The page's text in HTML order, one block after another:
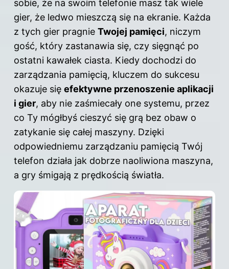
sobie, że na swoim telefonie masz tak wiele
gier, że ledwo mieszczą się na ekranie. Każda
z tych gier pragnie Twojej pamięci, niczym
gość, który zastanawia się, czy sięgnąć po
ostatni kawałek ciasta. Kiedy dochodzi do
zarządzania pamięcią, kluczem do sukcesu
okazuje się efektywne przenoszenie aplikacji
i gier, aby nie zaśmiecały one systemu, przez
co Ty mógłbyś cieszyć się grą bez obaw o
zatykanie się całej maszyny. Dzięki
odpowiedniemu zarządzaniu pamięcią Twój
telefon działa jak dobrze naoliwiona maszyna,
a gry śmigają z prędkością światła.